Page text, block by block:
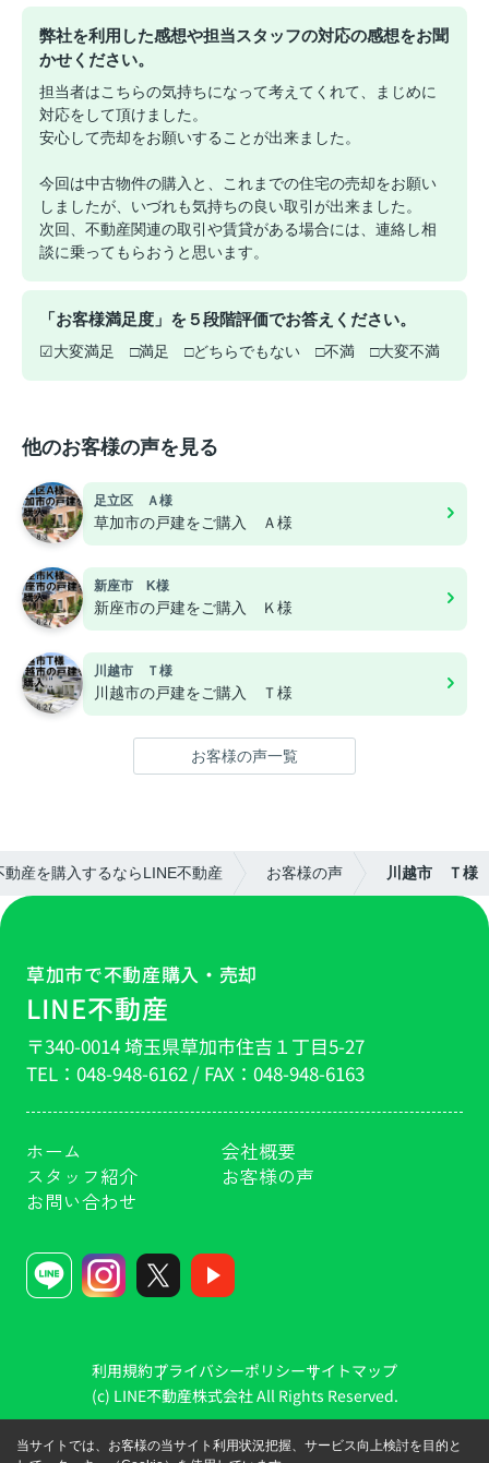
弊社を利用した感想や担当スタッフの対応の感想をお聞
かせください。
担当者はこちらの気持ちになって考えてくれて、まじめに
対応をして頂けました。
安心して売却をお願いすることが出来ました。
今回は中古物件の購入と、これまでの住宅の売却をお願い
しましたが、いづれも気持ちの良い取引が出来ました。
次回、不動産関連の取引や賃貸がある場合には、連絡し相
談に乗ってもらおうと思います。
「お客様満足度」を５段階評価でお答えください。
☑大変満足 □満足 □どちらでもない □不満 □大変不満
他のお客様の声を見る
足立区 Ａ様
草加市の戸建をご購入 Ａ様
新座市 K様
新座市の戸建をご購入 Ｋ様
川越市 Ｔ様
川越市の戸建をご購入 Ｔ様
お客様の声一覧
動産を購入するならLINE不動産 お客様の声 川越市 Ｔ様
草加市で不動産購入・売却
LINE不動産
〒340-0014 埼玉県草加市住吉１丁目5-27
TEL： 048-948-6162/ FAX： 048-948-6163
ホーム
会社概要
スタッフ紹介
お客様の声
お問い合わせ
利用規約プライバシーポリシーサイトマップ
(c) LINE不動産株式会社 All Rights Reserved.
当サイトでは、お客様の当サイト利用状況把握、サービス向上検討を目的と